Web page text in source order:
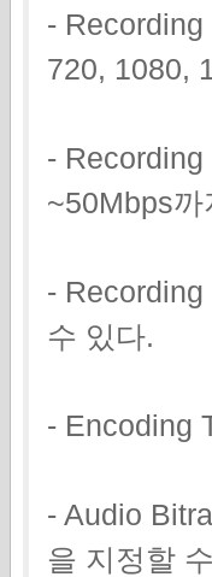
-
720, 1080,
-
~50Mbps
-
수 있다.
- Encoding
- Audio
을 지정할